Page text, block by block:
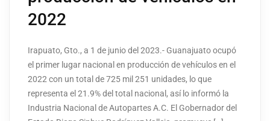
2022
Irapuato, Gto., a 1 de junio del 2023.- Guanajuato ocupó
el primer lugar nacional en producción de vehículos en el
2022 con un total de 725 mil 251 unidades, lo que
representa el 21.9% del total nacional, así lo informó la
Industria Nacional de Autopartes A.C. El Gobernador del